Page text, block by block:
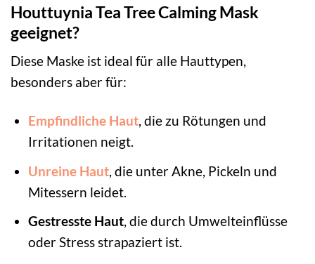
Houttuynia Tea Tree Calming Mask
geeignet?
Diese Maske ist ideal für alle Hauttypen,
besonders aber für:
Empfindliche Haut, die zu Rötungen und
Irritationen neigt.
Unreine Haut, die unter Akne, Pickeln und
Mitessern leidet.
Gestresste Haut, die durch Umwelteinflüsse
oder Stress strapaziert ist.